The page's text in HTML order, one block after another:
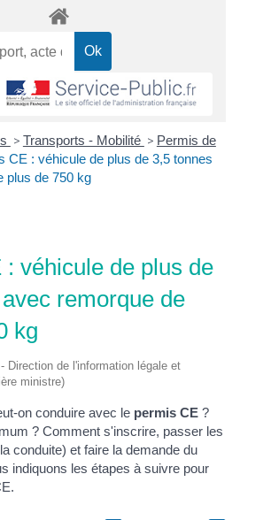
> Transports - Mobilité > Permis de
CE : véhicule de plus de 3,5 tonnes
plus de 750 kg
: véhicule de plus de
remorque de
kg
Direction de l'information légale et
ministre)
on conduire avec le permis CE ?
? Comment s'inscrire, passer les
conduite) et faire la demande du
indiquons les étapes à suivre pour